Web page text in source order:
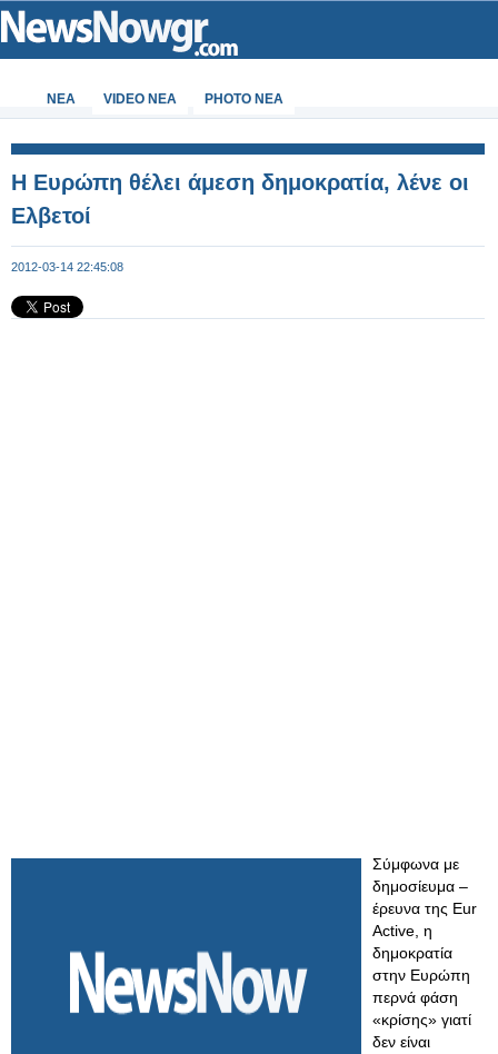
ΝΕΑ VIDEO NEA PHOTO NEA
Η Ευρώπη θέλει άμεση δημοκρατία, λένε οι
Ελβετοί
2012-03-14 22:45:08
Σύμφωνα με
δημοσίευμα –
έρευνα της Eur
Active, η
δημοκρατία
στην Ευρώπη
περνά φάση
«κρίσης» γιατί
δεν είναι